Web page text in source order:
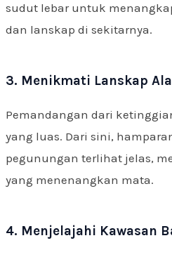
sudut lebar untuk
dan lanskap di sekitarnya.
3. Menikmati Lanskap
Pemandangan dari
yang luas. Dari sini,
pegunungan terlihat jelas,
yang menenangkan mata.
4. Menjelajahi Kawasan